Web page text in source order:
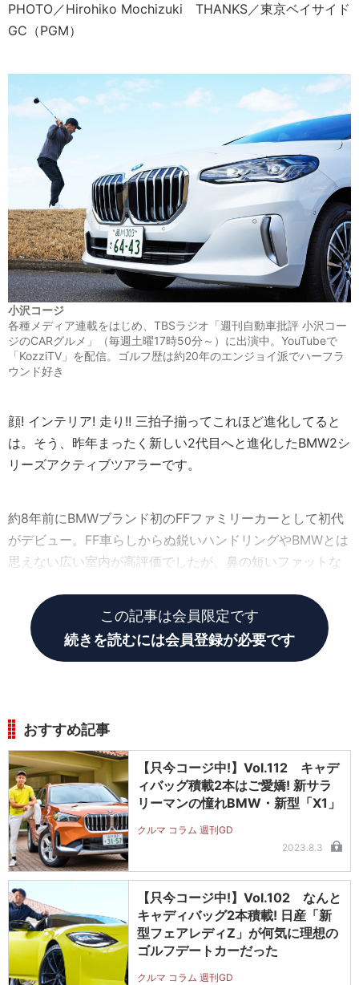
PHOTO／Hirohiko Mochizuki THANKS／東京ベイサイド
GC（PGM）
小沢コージ
各種メディア連載をはじめ、TBSラジオ「週刊自動車批評 小沢コー
ジのCARグルメ」（毎週土曜17時50分～）に出演中。YouTubeで
「KozziTV」を配信。ゴルフ歴は約20年のエンジョイ派でハーフラ
ウンド好き
顔! インテリア! 走り!! 三拍子揃ってこれほど進化してると
は。そう、昨年まったく新しい2代目へと進化したBMW2シ
リーズアクティブツアラーです。
約8年前にBMWブランド初のFFファミリーカーとして初代
がデビュー。FF車らしからぬ鋭いハンドリングやBMWとは
思えない広い室内が高評価でしたが、鼻の短いファットな
この記事は会員限定です
続きを読むには会員登録が必要です
おすすめ記事
【只今コージ中!】Vol.112 キャデ
ィバッグ積載2本はご愛嬌! 新サラ
リーマンの憧れBMW・新型「X1」
クルマ コラム 週刊GD
2023.8.3
【只今コージ中!】Vol.102 なんと
キャディバッグ2本積載! 日産「新
型フェアレディZ」が何気に理想の
ゴルフデートカーだった
クルマ コラム 週刊GD